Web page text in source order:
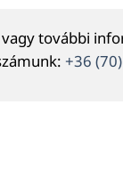
további
+36